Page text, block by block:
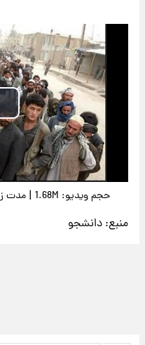
حجم ویدیو: 1.68M |مدت
منبع: دانشجو